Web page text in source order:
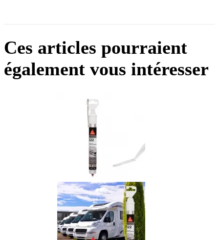
Ces articles pourraient
également vous intéresser